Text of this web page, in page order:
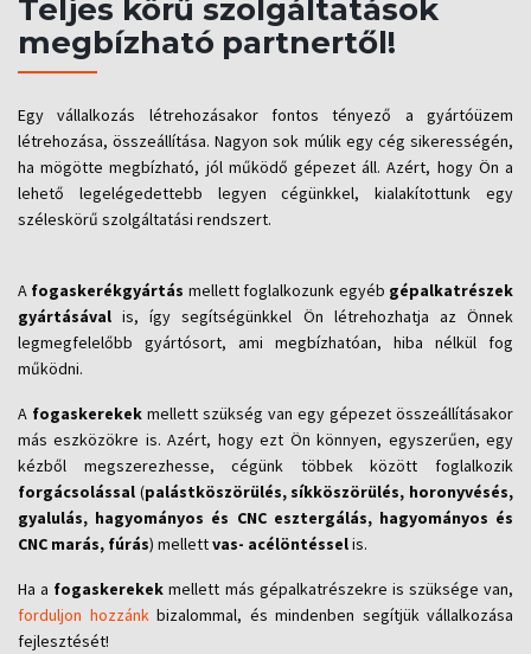
Teljes körű szolgáltatások
megbízható partnertől!
Egy vállalkozás létrehozásakor fontos tényező a gyártóüzem
létrehozása, összeállítása. Nagyon sok múlik egy cég sikerességén,
ha mögötte megbízható, jól működő gépezet áll. Azért, hogy Ön a
lehető legelégedettebb legyen cégünkkel, kialakítottunk egy
széleskörű szolgáltatási rendszert.
A fogaskerékgyártás mellett foglalkozunk egyéb gépalkatrészek
gyártásával is, így segítségünkkel Ön létrehozhatja az Önnek
legmegfelelőbb gyártósort, ami megbízhatóan, hiba nélkül fog
működni.
A fogaskerekek mellett szükség van egy gépezet összeállításakor
más eszközökre is. Azért, hogy ezt Ön könnyen, egyszerűen, egy
kézből megszerezhesse, cégünk többek között foglalkozik
forgácsolással (palástköszörülés, síkköszörülés, horonyvésés,
gyalulás, hagyományos és CNC esztergálás, hagyományos és
CNC marás, fúrás) mellettvas- acélöntésselis.
Ha a fogaskerekek mellett más gépalkatrészekre is szüksége van,
forduljon hozzánkbizalommal, és mindenben segítjük vállalkozása
fejlesztését!